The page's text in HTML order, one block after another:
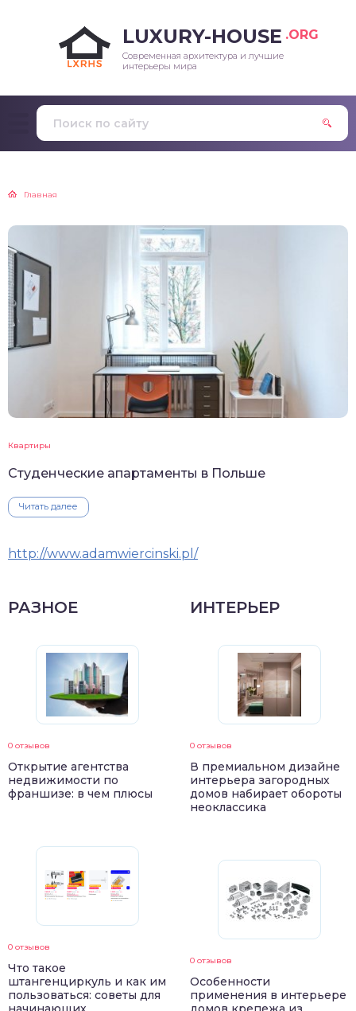
LUXURY-HOUSE .ORG
Современная архитектура и лучшие
интерьеры мира
Главная
Квартиры
Студенческие апартаменты в Польше
Читать далее
http://www.adamwiercinski.pl/
РАЗНОЕ
0 отзывов
Открытие агентства
недвижимости по
франшизе: в чем плюсы
0 отзывов
Что такое
штангенциркуль и как им
пользоваться: советы для
ИНТЕРЬЕР
0 отзывов
В премиальном дизайне
интерьера загородных
домов набирает обороты
неоклассика
0 отзывов
Особенности
применения в интерьере